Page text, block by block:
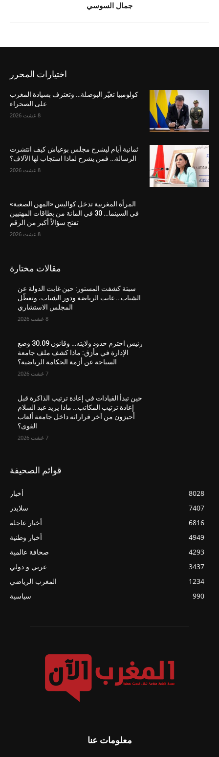
جمال السوسي
اختيارات المحرر
كولومبيا تغيّر البوصلة… وتعترف بسيادة المغرب
على الصحراء
8 غشت 2026
ثمانية أيام ليشرح مجلس بوعياش كيف انتشرت
الرسالة… فمن يشرح لماذا استجاب لها الآلاف؟
8 غشت 2026
المرأة المغربية تدخل كواليس «المهن الصعبة»
في السينما… 30 في المائة من بطاقات المهنيين
تفتح سؤالاً أكبر من الرقم
8 غشت 2026
مقالات مختارة
سبتة كشفت المستور: حين غابت الدولة عن
الشباب… غابت الرياضة ودور الشباب، وتعطّل
المجلس الاستشاري
8 غشت 2026
رئيس احترم حدود ولايته… وقانون 30.09 وضع
الإدارة في مأزق: ماذا كشف ملف جامعة
السباحة عن أزمة الحكامة الرياضية؟
7 غشت 2026
حين تبدأ القيادات في إعادة ترتيب الذاكرة قبل
إعادة ترتيب المكاتب… ماذا يريد عبد السلام
أحيزون من آخر قراراته داخل جامعة ألعاب
القوى؟
7 غشت 2026
قوائم الصحيفة
أخبار
8028
سلايدر
7407
أخبار عاجلة
6816
أخبار وطنية
4949
صحافة عالمية
4293
عربي و دولي
3437
المغرب الرياضي
1234
سياسية
990
معلومات عنا